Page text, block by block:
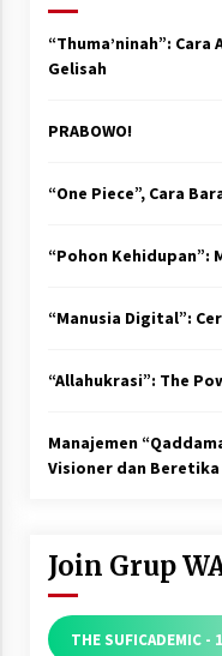
“Thuma’ninah”:
Gelisah
PRABOWO!
“One Piece”, Cara
“Pohon Kehidupan”:
“Manusia Digital”:
“Allahukrasi”: The
Manajemen
Visioner dan Beretika
Join Grup
THE SUFICADEMIC - 1